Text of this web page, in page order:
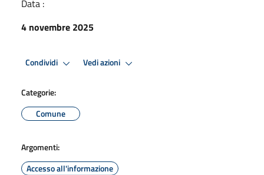
Data :
4 novembre 2025
Condividi Vedi azioni
Categorie:
Comune
Argomenti:
Accesso all'informazione